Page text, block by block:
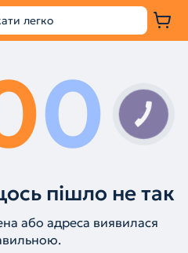
0
пішло не так
або адреса виявилася
КНОПКА
ЗВ'ЯЗКУ